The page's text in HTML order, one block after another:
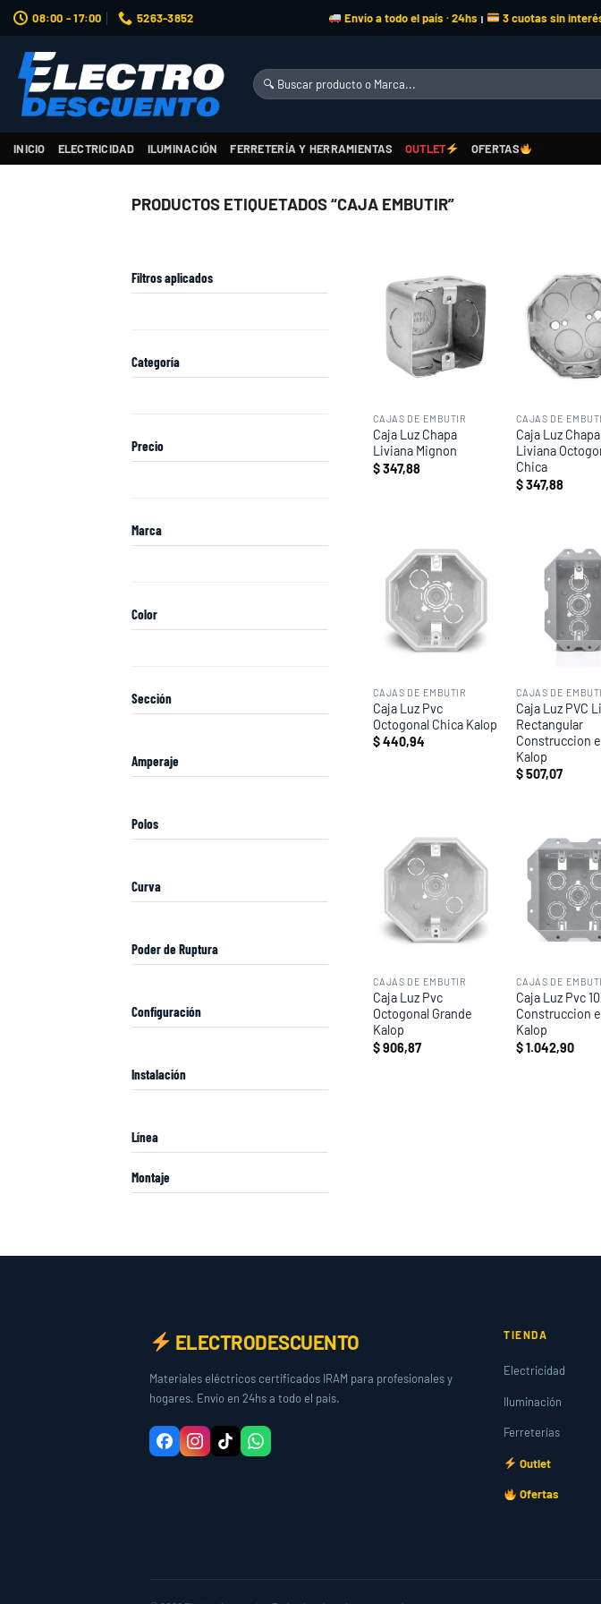
Saltar
contenido
08:00 - 17:00 5263-3852 Envío a todo el país · 24hs | 3 cuotas sin
Buscar
por:
INICIO ELECTRICIDAD ILUMINACIÓN FERRETERÍA Y HERRAMIENTAS OUTLET OFERTAS
PRODUCTOS ETIQUETADOS “CAJA EMBUTIR”
Filtros aplicados
Categoría
Precio
Marca
Color
Sección
Amperaje
Polos
Curva
Poder de Ruptura
Configuración
Instalación
Línea
Montaje
Add to
wishlist
CAJAS DE EMBUTIR
Caja Luz Chapa
Liviana Mignon
$347,88
CAJAS DE
Caja Luz Chapa
Liviana
Chica
$347,88
Add to
wishlist
CAJAS DE EMBUTIR
Caja Luz Pvc
Octogonal Chica Kalop
$440,94
CAJAS DE
Caja Luz PVC
Rectangular
Construccion
Kalop
$507,07
Add to
CAJAS DE EMBUTIR
Caja Luz Pvc
Octogonal Grande
Kalop
$906,87
CAJAS DE
Caja Luz Pvc
Construccion
Kalop
$1.042,90
ELECTRODESCUENTO
Materiales eléctricos certificados IRAM para profesionales y
hogares. Envío en 24hs a todo el país.
TIENDA
Electricidad
Iluminación
Ferreterías
Outlet
Ofertas